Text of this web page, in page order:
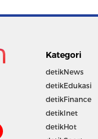
Kategori
detikNews
detikEdukasi
detikFinance
detikInet
detikHot